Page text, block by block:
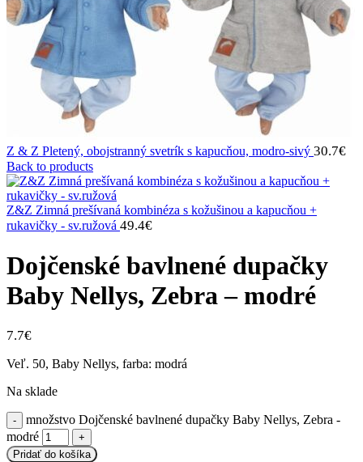
Z & Z Pletený, obojstranný svetrík s kapucňou, modro-sivý 30.7€
Back to products
Z&Z Zimná prešívaná kombinéza s kožušinou a kapucňou +
rukavičky - sv.ružová 49.4€
Dojčenské bavlnené dupačky
Baby Nellys, Zebra – modré
7.7€
Veľ. 50, Baby Nellys, farba: modrá
Na sklade
množstvo Dojčenské bavlnené dupačky Baby Nellys, Zebra -
modré
Pridať do košíka